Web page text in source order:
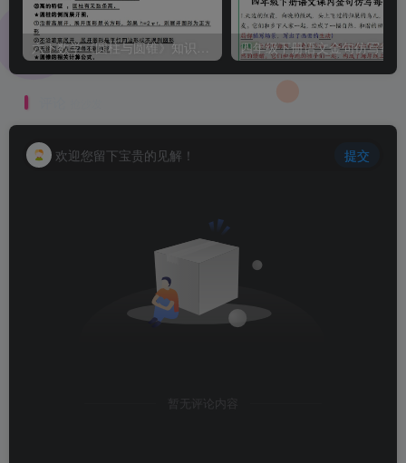
六下数学《圆柱与圆锥》知识点归纳
欢迎您留下宝贵的见解！ 提交
暂无评论内容